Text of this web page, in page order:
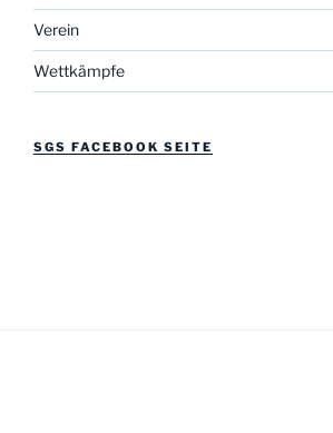
Verein
Wettkämpfe
SGS FACEBOOK SEITE